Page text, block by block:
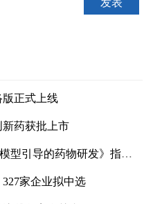
版正式上线
药获批上市
》指导原则实施建议和中文翻译稿意见
家企业拟中选